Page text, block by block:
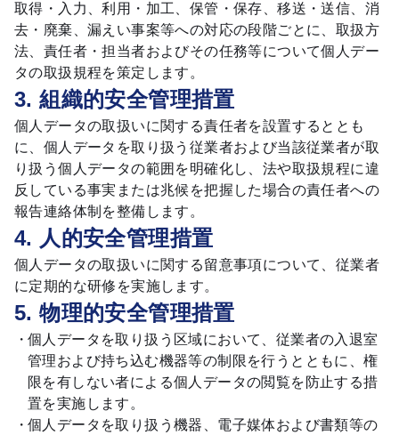
取得・入力、利用・加工、保管・保存、移送・送信、消
去・廃棄、漏えい事案等への対応の段階ごとに、取扱方
法、責任者・担当者およびその任務等について個人デー
タの取扱規程を策定します。
3. 組織的安全管理措置
個人データの取扱いに関する責任者を設置するととも
に、個人データを取り扱う従業者および当該従業者が取
り扱う個人データの範囲を明確化し、法や取扱規程に違
反している事実または兆候を把握した場合の責任者への
報告連絡体制を整備します。
4. 人的安全管理措置
個人データの取扱いに関する留意事項について、従業者
に定期的な研修を実施します。
5. 物理的安全管理措置
個人データを取り扱う区域において、従業者の入退室
管理および持ち込む機器等の制限を行うとともに、権
限を有しない者による個人データの閲覧を防止する措
置を実施します。
個人データを取り扱う機器、電子媒体および書類等の